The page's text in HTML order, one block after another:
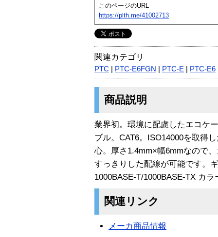
このページのURL
https://plth.me/41002713
関連カテゴリ
PTC PTC-E6FGN PTC-E PTC-E6
商品説明
業界初。環境に配慮したエコケ
ブル。CAT6。ISO14000を取得
心。厚さ1.4mm×幅6mmなので
すっきりした配線が可能です。
1000BASE-T/1000BASE-TX カ
関連リンク
メーカ商品情報